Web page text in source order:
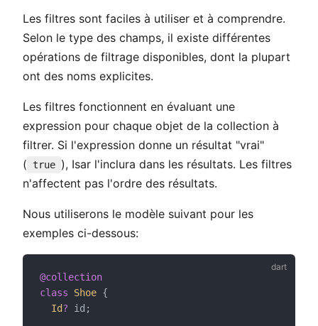
in new window
Les filtres sont faciles à utiliser et à comprendre.
Selon le type des champs, il existe différentes
opérations de filtrage disponibles, dont la plupart
ont des noms explicites.
Les filtres fonctionnent en évaluant une
expression pour chaque objet de la collection à
filtrer. Si l'expression donne un résultat "vrai"
( true ), Isar l'inclura dans les résultats. Les filtres
n'affectent pas l'ordre des résultats.
Nous utiliserons le modèle suivant pour les
exemples ci-dessous:
@collection
class
Shoe {
Id? id;